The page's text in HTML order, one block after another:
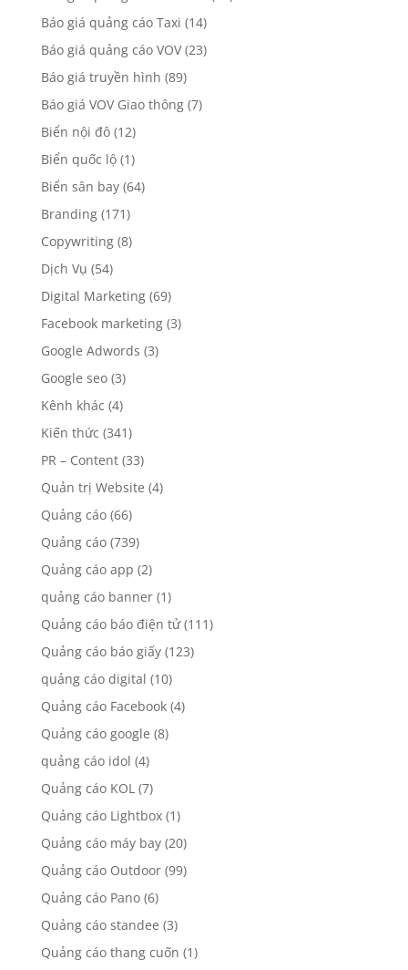
Báo giá quảng cáo Taxi (14)
Báo giá quảng cáo VOV(23)
Báo giá truyền hình (89)
Báo giá VOV Giao thông(7)
Biển nội đô(12)
Biển quốc lộ(1)
Biển sân bay(64)
Branding(171)
Copywriting(8)
Dịch Vụ (54)
Digital Marketing(69)
Facebook marketing(3)
Google Adwords (3)
Google seo(3)
Kênh khác (4)
Kiến thức (341)
PR – Content(33)
Quản trị Website (4)
Quảng cáo(66)
Quảng cáo(739)
Quảng cáo app (2)
quảng cáo banner(1)
Quảng cáo báo điện tử(111)
Quảng cáo báo giấy(123)
quảng cáo digital (10)
Quảng cáo Facebook(4)
Quảng cáo google (8)
quảng cáo idol (4)
Quảng cáo KOL(7)
Quảng cáo Lightbox(1)
Quảng cáo máy bay(20)
Quảng cáo Outdoor(99)
Quảng cáo Pano(6)
Quảng cáo standee (3)
Quảng cáo thang cuốn (1)